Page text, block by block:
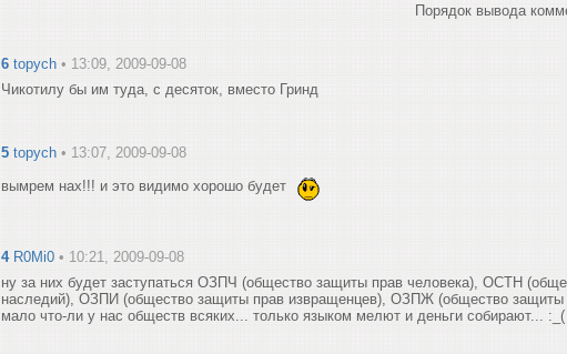
Порядок вывода
6 topych • 13:09, 2009-09-08
Чикотилу бы им туда, с десяток, вместо Гринд
5 topych • 13:07, 2009-09-08
вымрем нах!!! и это видимо хорошо будет
4 R0Mi0 • 10:21, 2009-09-08
ну за них будет заступаться ОЗПЧ (общество защиты прав человека), ОСТН
наследий), ОЗПИ (общество защиты прав извращенцев), ОЗПЖ (общество защиты
мало что-ли у нас обществ всяких... только языком мелют и деньги собирают... :_(